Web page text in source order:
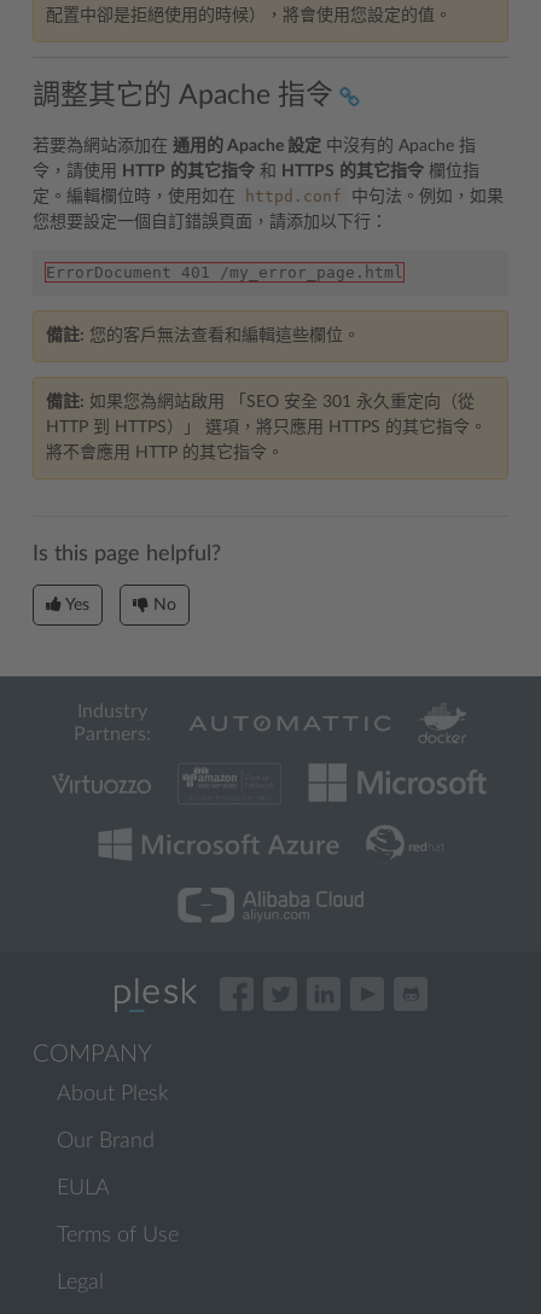
配置中卻是拒絕使用的時候），將會使用您設定的值。
調整其它的 Apache 指令
若要為網站添加在 通用的 Apache 設定 中沒有的 Apache 指
令，請使用
HTTP 的其它指令 和 HTTPS 的其它指令 欄位指
定。編輯欄位時，使用如在
httpd.conf
中句法。例如，如果
您想要設定一個自訂錯誤頁面，請添加以下行：
ErrorDocument 401 /my_error_page.html
備註: 您的客戶無法查看和編輯這些欄位。
備註: 如果您為網站啟用 「SEO 安全 301 永久重定向（從
HTTP 到 HTTPS）」 選項，將只應用 HTTPS 的其它指令。
將不會應用 HTTP 的其它指令。
Is this page helpful?
Yes No
Industry
Partners:
COMPANY
About Plesk
Our Brand
EULA
Terms of Use
Legal